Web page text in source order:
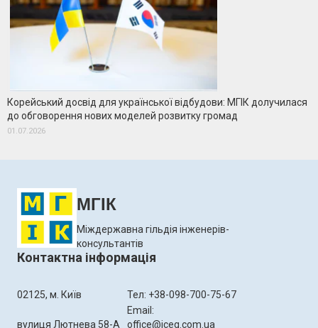
Корейський досвід для української відбудови: МГІК долучилася
до обговорення нових моделей розвитку громад
01.07.2026
МГІК
Міждержавна гільдія інженерів-
консультантів
Контактна інформація
02125, м. Київ
вулиця Лютнева 58-А
Тел: +38-098-700-75-67
Email:
office@iceg.com.ua